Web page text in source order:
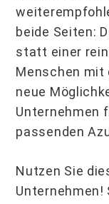
beide Seiten:
statt einer
Menschen mit
neue
Unternehmen
passenden
Nutzen Sie
Unternehmen!